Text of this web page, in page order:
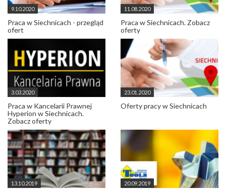
9.10.2020
Praca w Siechnicach - przegląd
ofert
11.08.2020
Praca w Siechnicach. Zobacz
oferty
3.03.2020
Praca w Kancelarii Prawnej
Hyperion w Siechnicach.
Zobacz oferty
23.01.2020
Oferty pracy w Siechnicach
13.10.2019 20.09.2019